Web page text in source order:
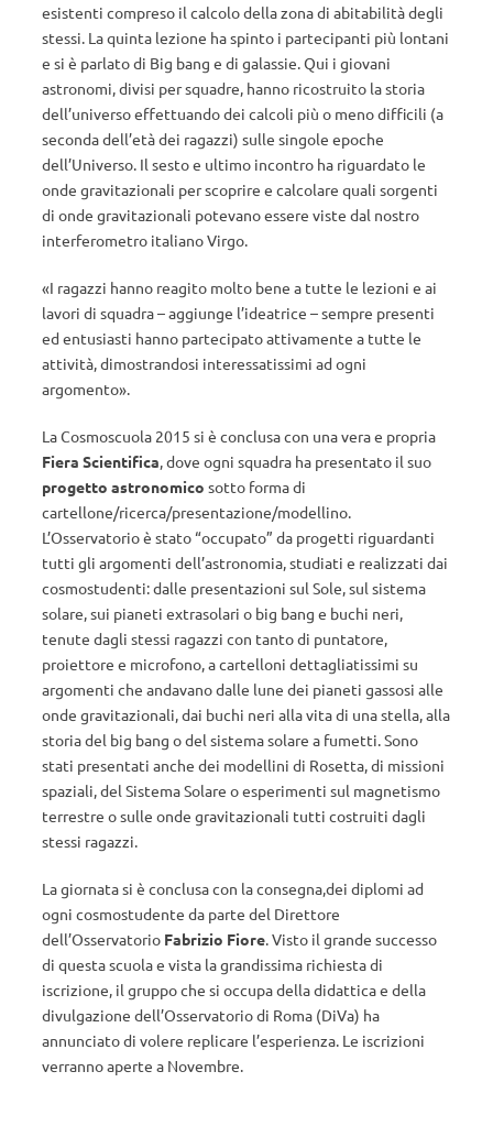
esistenti compreso il calcolo della zona di abitabilità degli
stessi. La quinta lezione ha spinto i partecipanti più lontani
e si è parlato di Big bang e di galassie. Qui i giovani
astronomi, divisi per squadre, hanno ricostruito la storia
dell’universo effettuando dei calcoli più o meno difficili (a
seconda dell’età dei ragazzi) sulle singole epoche
dell’Universo. Il sesto e ultimo incontro ha riguardato le
onde gravitazionali per scoprire e calcolare quali sorgenti
di onde gravitazionali potevano essere viste dal nostro
interferometro italiano Virgo.
«I ragazzi hanno reagito molto bene a tutte le lezioni e ai
lavori di squadra – aggiunge l’ideatrice – sempre presenti
ed entusiasti hanno partecipato attivamente a tutte le
attività, dimostrandosi interessatissimi ad ogni
argomento».
La Cosmoscuola 2015 si è conclusa con una vera e propria
Fiera Scientifica, dove ogni squadra ha presentato il suo
progetto astronomico sotto forma di
cartellone/ricerca/presentazione/modellino.
L’Osservatorio è stato “occupato” da progetti riguardanti
tutti gli argomenti dell’astronomia, studiati e realizzati dai
cosmostudenti: dalle presentazioni sul Sole, sul sistema
solare, sui pianeti extrasolari o big bang e buchi neri,
tenute dagli stessi ragazzi con tanto di puntatore,
proiettore e microfono, a cartelloni dettagliatissimi su
argomenti che andavano dalle lune dei pianeti gassosi alle
onde gravitazionali, dai buchi neri alla vita di una stella, alla
storia del big bang o del sistema solare a fumetti. Sono
stati presentati anche dei modellini di Rosetta, di missioni
spaziali, del Sistema Solare o esperimenti sul magnetismo
terrestre o sulle onde gravitazionali tutti costruiti dagli
stessi ragazzi.
La giornata si è conclusa con la consegna,dei diplomi ad
ogni cosmostudente da parte del Direttore
dell’Osservatorio Fabrizio Fiore. Visto il grande successo
di questa scuola e vista la grandissima richiesta di
iscrizione, il gruppo che si occupa della didattica e della
divulgazione dell’Osservatorio di Roma (DiVa) ha
annunciato di volere replicare l’esperienza. Le iscrizioni
verranno aperte a Novembre.